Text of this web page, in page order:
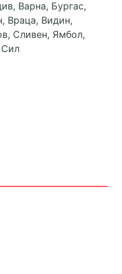
Варна, Бургас,
Враца, Видин,
Сливен, Ямбол,